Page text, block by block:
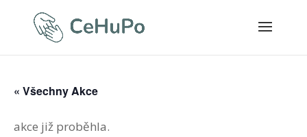
« Všechny Akce
akce již proběhla.